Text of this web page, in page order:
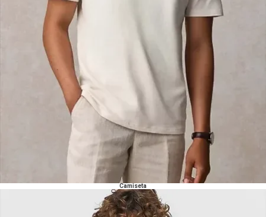
Camiseta